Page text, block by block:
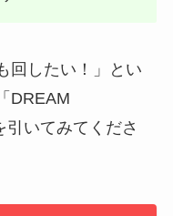
回したい！」とい
DREAM
いてみてくださ